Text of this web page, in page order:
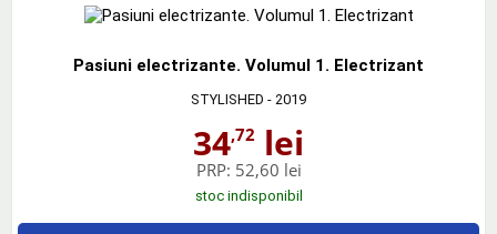
Pasiuni electrizante. Volumul 1. Electrizant
STYLISHED - 2019
34,72 lei
PRP: 52,60 lei
stoc indisponibil